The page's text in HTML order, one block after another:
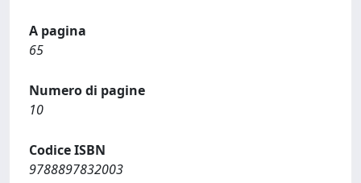
A pagina
65
Numero di pagine
10
Codice ISBN
9788897832003